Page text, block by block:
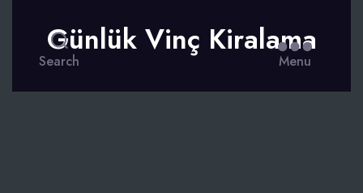
Search
Günlük Vinç Kiralama
Menu